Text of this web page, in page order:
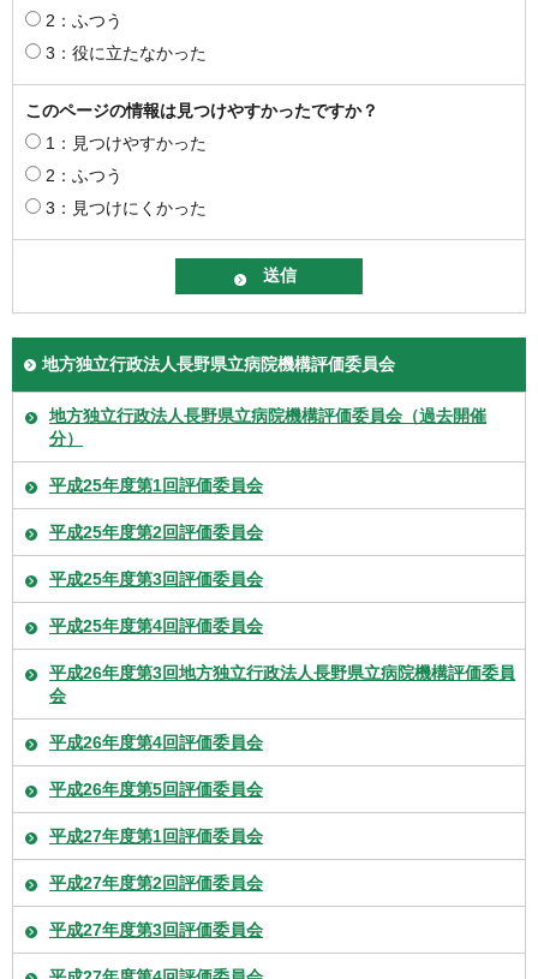
2：ふつう
3：役に立たなかった
このページの情報は見つけやすかったですか？
1：見つけやすかった
2：ふつう
3：見つけにくかった
地方独立行政法人長野県立病院機構評価委員会
地方独立行政法人長野県立病院機構評価委員会（過去開催
分）
平成25年度第1回評価委員会
平成25年度第2回評価委員会
平成25年度第3回評価委員会
平成25年度第4回評価委員会
平成26年度第3回地方独立行政法人長野県立病院機構評価委員
会
平成26年度第4回評価委員会
平成26年度第5回評価委員会
平成27年度第1回評価委員会
平成27年度第2回評価委員会
平成27年度第3回評価委員会